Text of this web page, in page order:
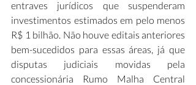
entraves jurídicos que suspenderam
investimentos estimados em pelo menos
R$ 1 bilhão. Não houve editais anteriores
bem-sucedidos para essas áreas, já que
disputas judiciais movidas pela
concessionária Rumo Malha Central